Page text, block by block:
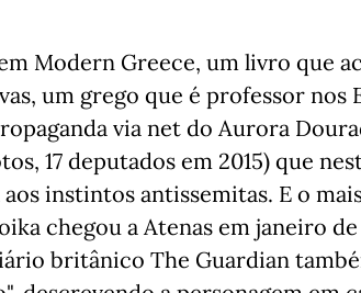
Modern Greece, um livro que
um grego que é professor nos
via net do Aurora
17 deputados em 2015) que
instintos antissemitas. E o
chegou a Atenas em janeiro
britânico The Guardian